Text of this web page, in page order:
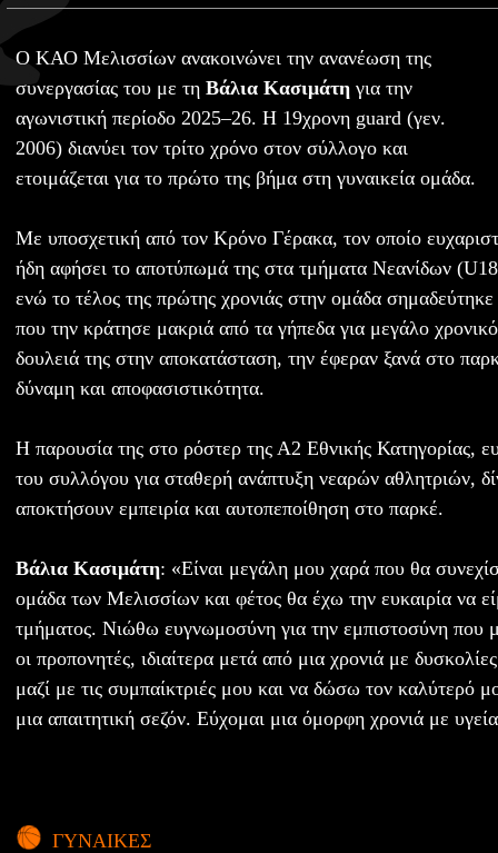
Ο ΚΑΟ Μελισσίων ανακοινώνει την ανανέωση της
συνεργασίας του με τη Βάλια Κασιμάτη για την
αγωνιστική περίοδο 2025–26. Η 19χρονη guard (γεν.
2006) διανύει τον τρίτο χρόνο στον σύλλογο και
ετοιμάζεται για το πρώτο της βήμα στη γυναικεία ομάδα.
Με υποσχετική από τον Κρόνο Γέρακα, τον οποίο
ήδη αφήσει το αποτύπωμά της στα τμήματα Νεανίδων
ενώ το τέλος της πρώτης χρονιάς στην ομάδα
που την κράτησε μακριά από τα γήπεδα για μεγάλο
δουλειά της στην αποκατάσταση, την έφεραν ξανά στο
δύναμη και αποφασιστικότητα.
Η παρουσία της στο ρόστερ της Α2 Εθνικής Κατηγορίας,
του συλλόγου για σταθερή ανάπτυξη νεαρών αθλητριών,
αποκτήσουν εμπειρία και αυτοπεποίθηση στο παρκέ.
Βάλια Κασιμάτη: «Είναι μεγάλη μου χαρά που θα
ομάδα των Μελισσίων και φέτος θα έχω την ευκαιρία να
τμήματος. Νιώθω ευγνωμοσύνη για την εμπιστοσύνη που
οι προπονητές, ιδιαίτερα μετά από μια χρονιά με
μαζί με τις συμπαίκτριές μου και να δώσω τον καλύτερό
μια απαιτητική σεζόν. Εύχομαι μια όμορφη χρονιά με
ΓΥΝΑΙΚΕΣ